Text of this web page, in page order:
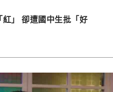
」 卻遭國中生批「好